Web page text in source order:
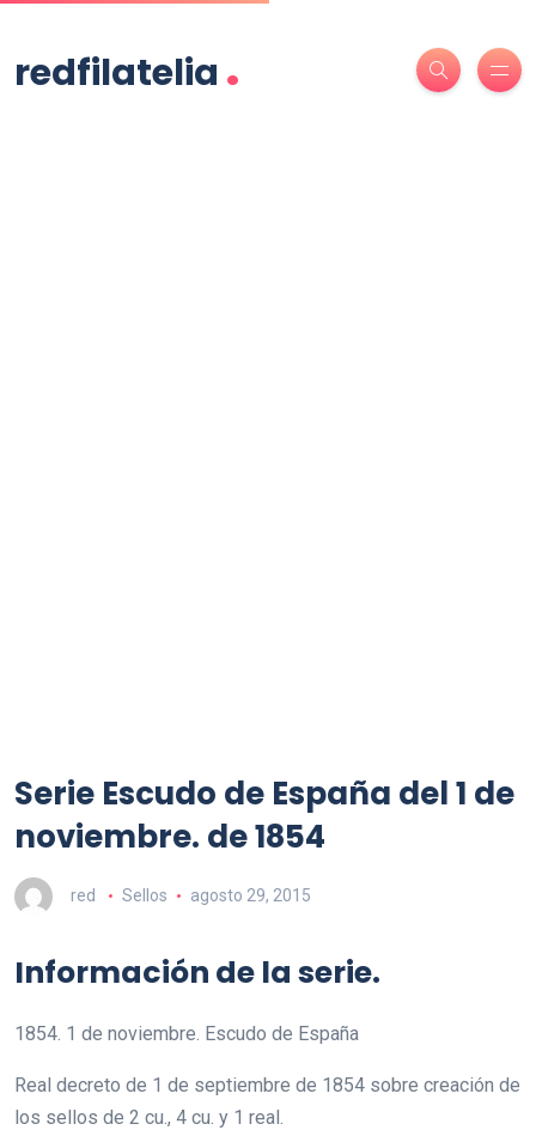
redfilatelia .
Serie Escudo de España del 1 de
noviembre. de 1854
red Sellos agosto 29, 2015
Información de la serie.
1854. 1 de noviembre. Escudo de España
Real decreto de 1 de septiembre de 1854 sobre creación de
los sellos de 2 cu., 4 cu. y 1 real.